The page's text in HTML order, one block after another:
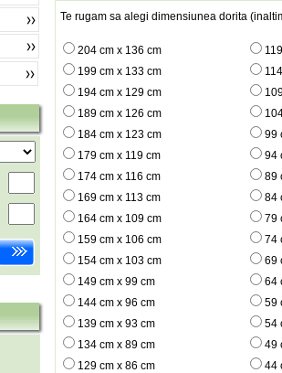
Te rugam sa alegi dimensiunea dorita
204 cm x 136 cm
199 cm x 133 cm
194 cm x 129 cm
189 cm x 126 cm
184 cm x 123 cm
99
179 cm x 119 cm
94
174 cm x 116 cm
89
169 cm x 113 cm
84
164 cm x 109 cm
79
159 cm x 106 cm
74
154 cm x 103 cm
69
149 cm x 99 cm
64
144 cm x 96 cm
59
139 cm x 93 cm
54
134 cm x 89 cm
49
129 cm x 86 cm
44